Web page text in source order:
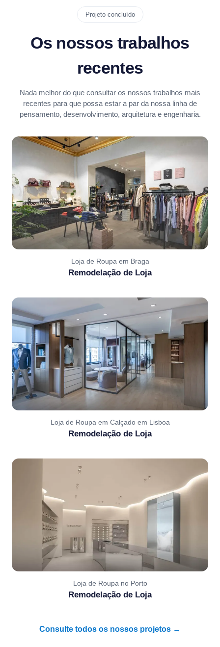
Projeto concluído
Os nossos trabalhos
recentes
Nada melhor do que consultar os nossos trabalhos mais
recentes para que possa estar a par da nossa linha de
pensamento, desenvolvimento, arquitetura e engenharia.
Loja de Roupa em Braga
Remodelação de Loja
Loja de Roupa em Calçado em Lisboa
Remodelação de Loja
Loja de Roupa no Porto
Remodelação de Loja
Consulte todos os nossos projetos →